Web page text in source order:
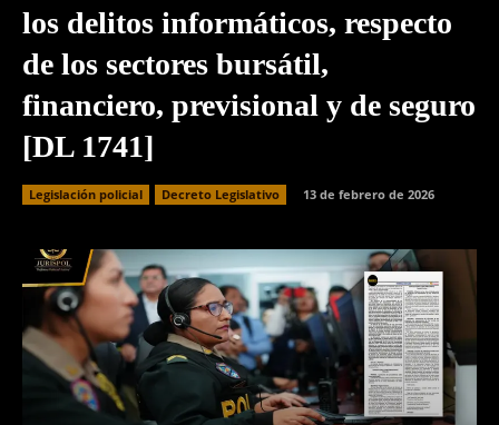
los delitos informáticos, respecto
de los sectores bursátil,
financiero, previsional y de seguro
[DL 1741]
Legislación policial Decreto Legislativo 13 de febrero de 2026